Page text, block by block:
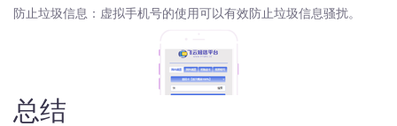
防止垃圾信息：虚拟手机号的使用可以有效防止垃圾信息骚扰。
总结